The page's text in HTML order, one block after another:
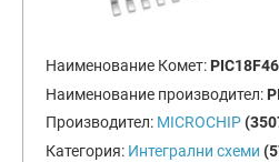
Наименование Комет:
Наименование производител:
Производител: MICROCHIP
Категория: Интегрални схеми